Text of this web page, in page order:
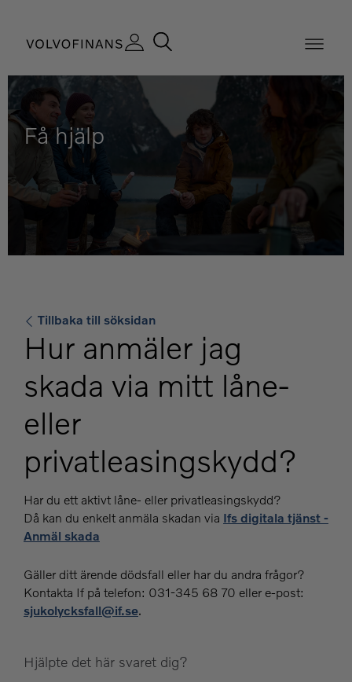
Få hjälp
Tillbaka till söksidan
Hur anmäler jag
skada via mitt låne-
eller
privatleasingskydd?
Har du ett aktivt låne- eller privatleasingskydd?
Då kan du enkelt anmäla skadan via Ifs digitala tjänst -
Anmäl skada
Gäller ditt ärende dödsfall eller har du andra frågor?
Kontakta If på telefon: 031-345 68 70 eller e-post:
sjukolycksfall@if.se.
Hjälpte det här svaret dig?